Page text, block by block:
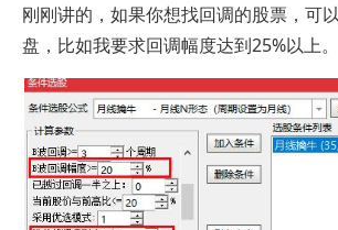
刚刚讲的，如果你想找回调的股票，可
盘，比如我要求回调幅度达到25%以上。